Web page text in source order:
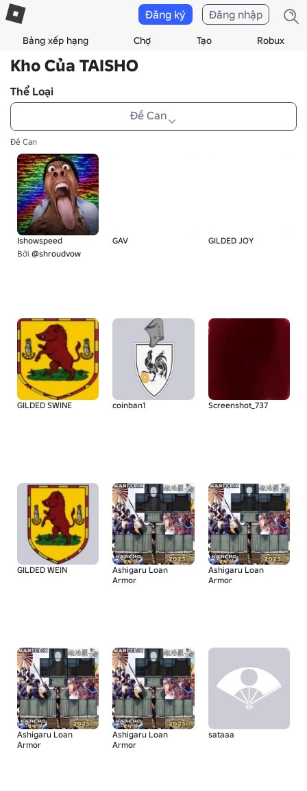
Bảng xếp hạng Chợ Tạo Robux
Đăng ký Đăng nhập
Kho Của TAISHO
Thể Loại
Đề Can
Đề Can
Ishowspeed
Bởi @shroudvow
GAV GILDED JOY
GILDED SWINE coinban1 Screenshot_737
GILDED WEIN
Ashigaru Loan
Armor
Ashigaru Loan
Armor
Ashigaru Loan
Armor
Ashigaru Loan
Armor
sataaa